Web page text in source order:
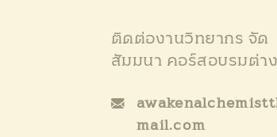
ติดต่องานวิทยากร จัด
สัมมนา คอร์สอบรมต่า
mail.com